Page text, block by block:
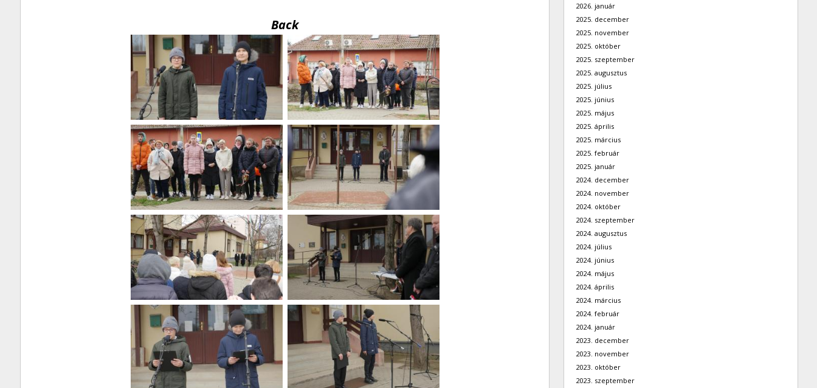
Back
2026. január
2025. december
2025. november
2025. október
2025. szeptember
2025. augusztus
2025. július
2025. június
2025. május
2025. április
2025. március
2025. február
2025. január
2024. december
2024. november
2024. október
2024. szeptember
2024. augusztus
2024. július
2024. június
2024. május
2024. április
2024. március
2024. február
2024. január
2023. december
2023. november
2023. október
2023. szeptember